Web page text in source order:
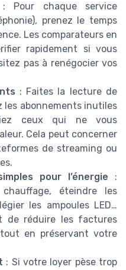
: Pour chaque service
prenez le temps
Les comparateurs en
rapidement si vous
pas à renégocier vos
: Faites la lecture de
abonnements inutiles
ceux qui ne vous
Cela peut concerner
de streaming ou
pour l’énergie :
éteindre les
les ampoules LED…
de réduire les factures
en préservant votre
: Si votre loyer pèse trop